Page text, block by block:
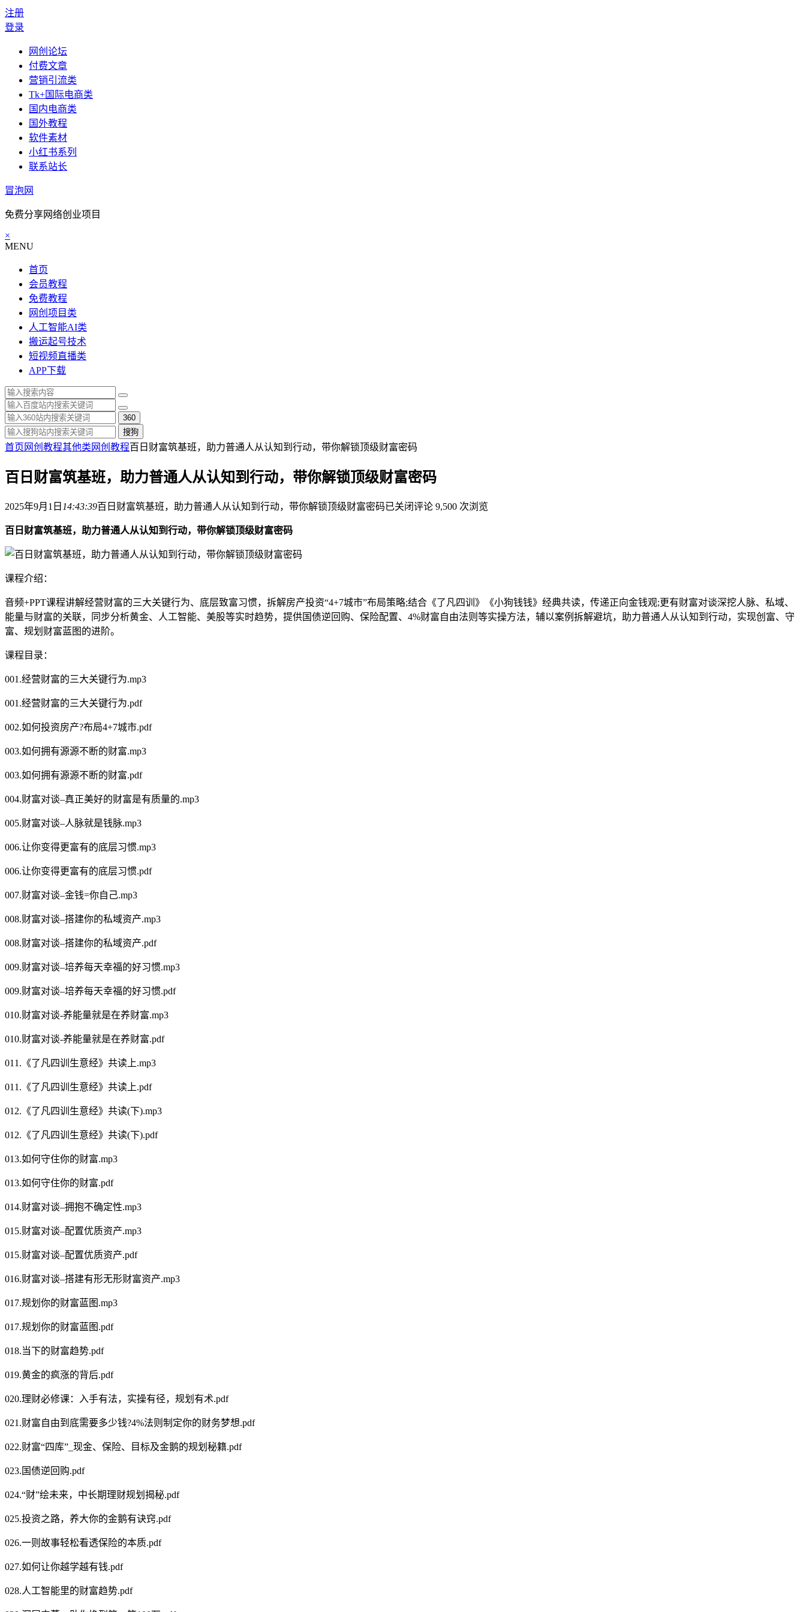
注册
登录
网创论坛
付费文章
营销引流类
Tk+国际电商类
国内电商类
国外教程
软件素材
小红书系列
联系站长
冒泡网
免费分享网络创业项目
×
MENU
首页
会员教程
免费教程
网创项目类
人工智能AI类
搬运起号技术
短视频直播类
APP下载
360
搜狗
首页 网创教程其他类 网创教程百日财富筑基班，助力普通人从认知到行动，带你解锁顶级财富密码
百日财富筑基班，助力普通人从认知到行动，带你解锁顶级财富密码
2025年9月1日 14:43:39百日财富筑基班，助力普通人从认知到行动，带你解锁顶级财富密码已关闭评论 9,500 次浏览
百日财富筑基班，助力普通人从认知到行动，带你解锁顶级财富密码
课程介绍：
音频+PPT课程讲解经营财富的三大关键行为、底层致富习惯，拆解房产投资“4+7城市”布局策略;结合《了凡四训》《小狗钱钱》经典共读，传递正向金钱观;更有财富对谈深挖人脉、私域、
能量与财富的关联，同步分析黄金、人工智能、美股等实时趋势，提供国债逆回购、保险配置、4%财富自由法则等实操方法，辅以案例拆解避坑，助力普通人从认知到行动，实现创富、守
富、规划财富蓝图的进阶。
课程目录：
001.经营财富的三大关键行为.mp3
001.经营财富的三大关键行为.pdf
002.如何投资房产?布局4+7城市.pdf
003.如何拥有源源不断的财富.mp3
003.如何拥有源源不断的财富.pdf
004.财富对谈–真正美好的财富是有质量的.mp3
005.财富对谈–人脉就是钱脉.mp3
006.让你变得更富有的底层习惯.mp3
006.让你变得更富有的底层习惯.pdf
007.财富对谈–金钱=你自己.mp3
008.财富对谈–搭建你的私域资产.mp3
008.财富对谈–搭建你的私域资产.pdf
009.财富对谈–培养每天幸福的好习惯.mp3
009.财富对谈–培养每天幸福的好习惯.pdf
010.财富对谈-养能量就是在养财富.mp3
010.财富对谈-养能量就是在养财富.pdf
011.《了凡四训生意经》共读上.mp3
011.《了凡四训生意经》共读上.pdf
012.《了凡四训生意经》共读(下).mp3
012.《了凡四训生意经》共读(下).pdf
013.如何守住你的财富.mp3
013.如何守住你的财富.pdf
014.财富对谈–拥抱不确定性.mp3
015.财富对谈–配置优质资产.mp3
015.财富对谈–配置优质资产.pdf
016.财富对谈–搭建有形无形财富资产.mp3
017.规划你的财富蓝图.mp3
017.规划你的财富蓝图.pdf
018.当下的财富趋势.pdf
019.黄金的疯涨的背后.pdf
020.理财必修课：入手有法，实操有径，规划有术.pdf
021.财富自由到底需要多少钱?4%法则制定你的财务梦想.pdf
022.财富“四库”_现金、保险、目标及金鹅的规划秘籍.pdf
023.国债逆回购.pdf
024.“财”绘未来，中长期理财规划揭秘.pdf
025.投资之路，养大你的金鹅有诀窍.pdf
026.一则故事轻松看透保险的本质.pdf
027.如何让你越学越有钱.pdf
028.人工智能里的财富趋势.pdf